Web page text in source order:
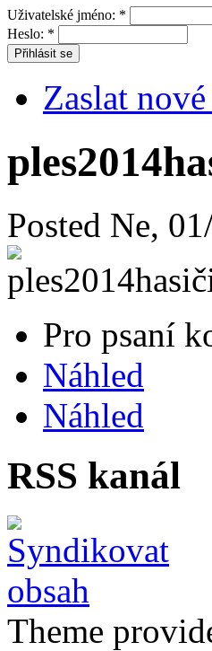
Uživatelské jméno: *
Heslo: *
Zaslat
Posted Ne,
Pro psaní
Náhled
Náhled
RSS kanál
Theme